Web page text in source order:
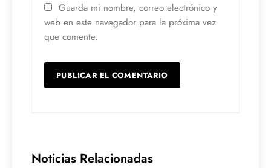
Guarda mi nombre, correo electrónico y
web en este navegador para la próxima vez
que comente.
Noticias Relacionadas